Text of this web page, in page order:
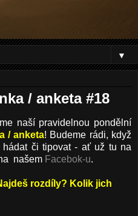
▼
/ anketa #18
naší pravidelnou pondělní
/ anketa! Budeme rádi, když
či tipovat - ať už tu na
našem Facebok-u.
rozdíly? Kolik jich